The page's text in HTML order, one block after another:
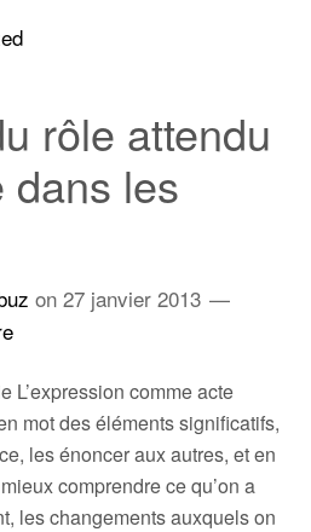
rôle attendu
dans les
on27 janvier 2013
L’expression comme acte
mot des éléments significatifs,
les énoncer aux autres, et en
comprendre ce qu’on a
les changements auxquels on